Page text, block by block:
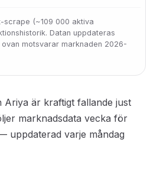
scrape (~109 000 aktiva
Datan uppdateras
motsvarar marknaden 2026-
Ariya är kraftigt fallande just
marknadsdata vecka för
uppdaterad varje måndag